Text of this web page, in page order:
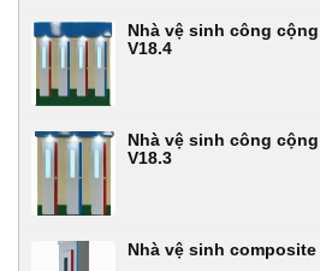
Nhà vệ sinh công
V18.4
Nhà vệ sinh công
V18.3
Nhà vệ sinh composite